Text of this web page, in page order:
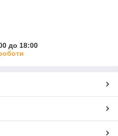
до 18:00